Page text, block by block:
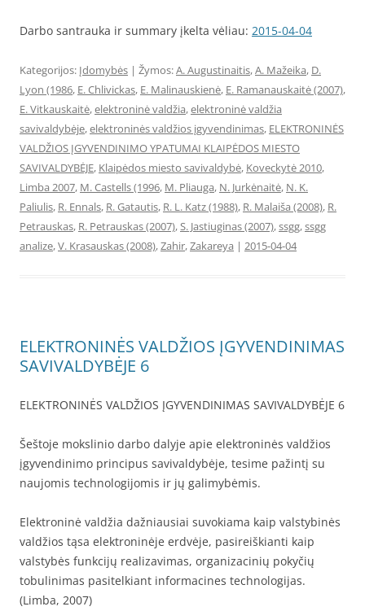
Darbo santrauka ir summary įkelta vėliau: 2015-04-04
Kategorijos: Įdomybės | Žymos:A. Augustinaitis,A. Mažeika, D.
Lyon (1986, E. Chlivickas, E. Malinauskienė, E. Ramanauskaitė (2007),
E. Vitkauskaitė,elektroninė valdžia,elektroninė valdžia
savivaldybėje,elektroninės valdžios įgyvendinimas, ELEKTRONINĖS
VALDŽIOS ĮGYVENDINIMO YPATUMAI KLAIPĖDOS MIESTO
SAVIVALDYBĖJE, Klaipėdos miesto savivaldybė, Koveckytė 2010,
Limba 2007, M. Castells (1996, M. Pliauga, N. Jurkėnaitė, N. K.
Paliulis, R. Ennals, R. Gatautis, R. L. Katz (1988), R. Malaiša (2008), R.
Petrauskas, R. Petrauskas (2007),S. Jastiuginas (2007),ssgg,ssgg
analize,V. Krasauskas (2008),Zahir,Zakareya | 2015-04-04
ELEKTRONINĖS VALDŽIOS ĮGYVENDINIMAS
SAVIVALDYBĖJE 6
ELEKTRONINĖS VALDŽIOS ĮGYVENDINIMAS SAVIVALDYBĖJE 6
Šeštoje mokslinio darbo dalyje apie elektroninės valdžios
įgyvendinimo principus savivaldybėje, tesime pažintį su
naujomis technologijomis ir jų galimybėmis.
Elektroninė valdžia dažniausiai suvokiama kaip valstybinės
valdžios tąsa elektroninėje erdvėje, pasireiškianti kaip
valstybės funkcijų realizavimas, organizacinių pokyčių
tobulinimas pasitelkiant informacines technologijas.
(Limba, 2007)